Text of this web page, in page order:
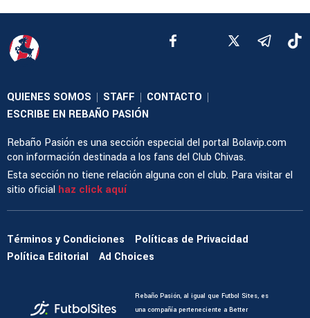
QUIENES SOMOS STAFF CONTACTO
ESCRIBE EN REBAÑO PASIÓN
Rebaño Pasión es una sección especial del portal Bolavip.com
con información destinada a los fans del Club Chivas.
Esta sección no tiene relación alguna con el club. Para visitar el
sitio oficial haz click aquí
Términos y Condiciones
Políticas de Privacidad
Política Editorial
Ad Choices
Rebaño Pasión, al igual que Futbol Sites, es
una compañía perteneciente a Better